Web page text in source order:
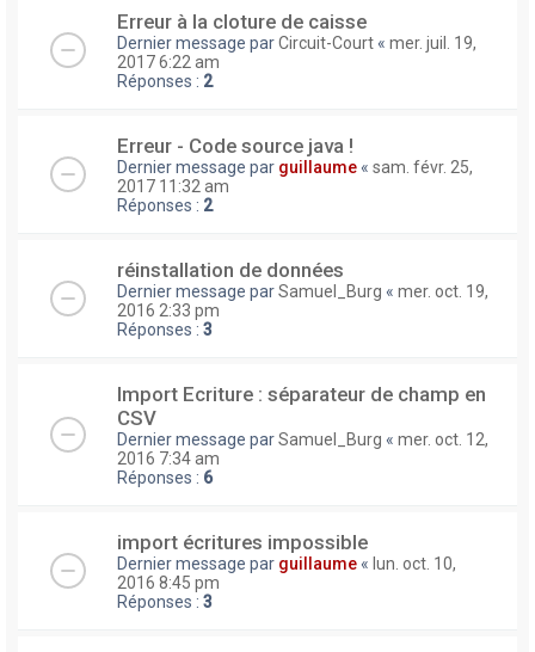
Erreur à la cloture de caisse
Dernier message parCircuit-Court « mer. juil. 19,
2017 6:22 am
Réponses : 2
Erreur - Code source java !
Dernier message par guillaume « sam. févr. 25,
2017 11:32 am
Réponses : 2
réinstallation de données
Dernier message parSamuel_Burg « mer. oct. 19,
2016 2:33 pm
Réponses : 3
Import Ecriture : séparateur de champ en
CSV
Dernier message parSamuel_Burg « mer. oct. 12,
2016 7:34 am
Réponses : 6
import écritures impossible
Dernier message par guillaume « lun. oct. 10,
2016 8:45 pm
Réponses : 3